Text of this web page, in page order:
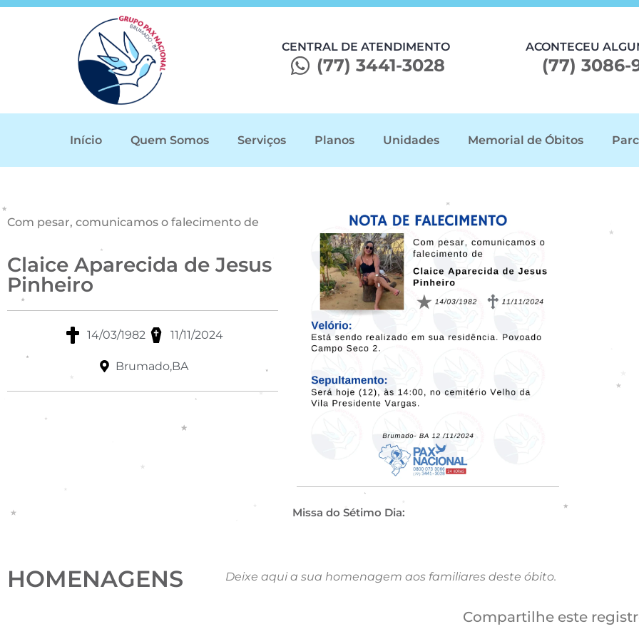
CENTRAL DE ATENDIMENTO
(77) 3441-3028
ACONTECEU
(77) 3086-
Início Quem Somos Serviços Planos Unidades Memorial de Óbitos
Com pesar, comunicamos o falecimento de
Claice Aparecida de Jesus
Pinheiro
14/03/1982 11/11/2024
Brumado,BA
Missa do Sétimo Dia:
HOMENAGENS Deixe aqui a sua homenagem aos familiares deste óbito.
Compartilhe este